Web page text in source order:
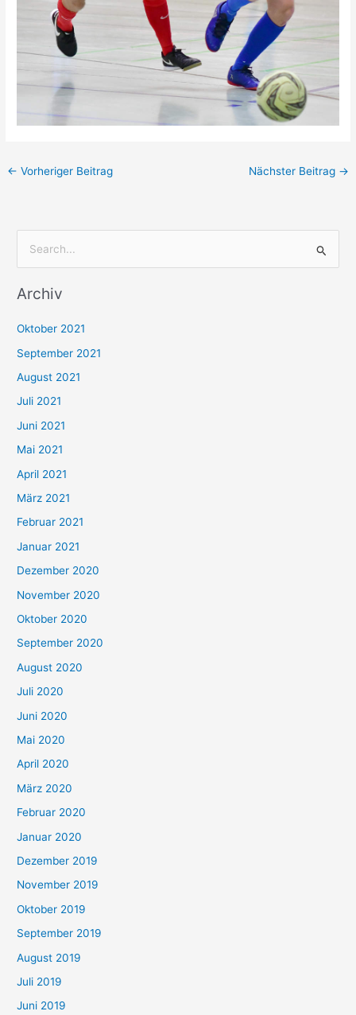
← Vorheriger Beitrag Nächster Beitrag →
c
n
n
a
c
h
:
Archiv
Oktober 2021
September 2021
August 2021
Juli 2021
Juni 2021
Mai 2021
April 2021
März 2021
Februar 2021
Januar 2021
Dezember 2020
November 2020
Oktober 2020
September 2020
August 2020
Juli 2020
Juni 2020
Mai 2020
April 2020
März 2020
Februar 2020
Januar 2020
Dezember 2019
November 2019
Oktober 2019
September 2019
August 2019
Juli 2019
Juni 2019